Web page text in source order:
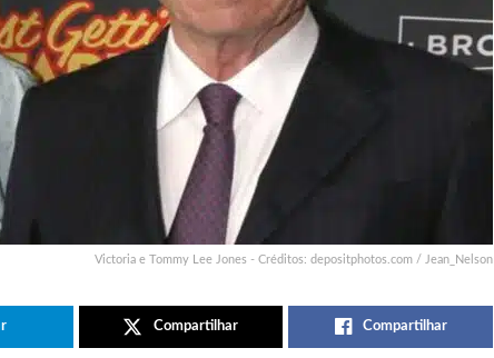
Victoria e Tommy Lee Jones - Créditos: depositphotos.com / Jean_Nelson
Compartilhar Compartilhar